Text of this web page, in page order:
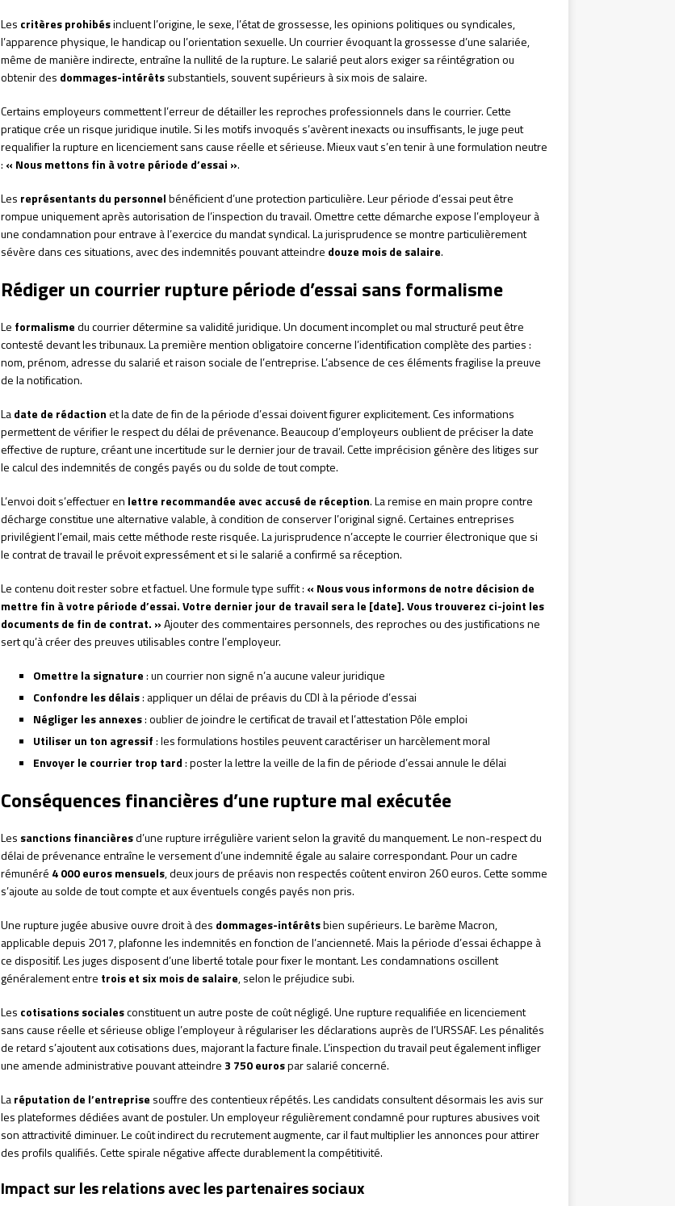
Les critères prohibésincluent l’origine, le sexe, l’état de grossesse, les opinions politiques ou syndicales,
l’apparence physique, le handicap ou l’orientation sexuelle. Un courrier évoquant la grossesse d’une salariée,
même de manière indirecte, entraîne la nullité de la rupture. Le salarié peut alors exiger sa réintégration ou
obtenir des dommages-intérêtssubstantiels, souvent supérieurs à six mois de salaire.
Certains employeurs commettent l’erreur de détailler les reproches professionnels dans le courrier. Cette
pratique crée un risque juridique inutile. Si les motifs invoqués s’avèrent inexacts ou insuffisants, le juge peut
requalifier la rupture en licenciement sans cause réelle et sérieuse. Mieux vaut s’en tenir à une formulation neutre
: « Nous mettons fin à votre période d’essai ».
Les représentants du personnelbénéficient d’une protection particulière. Leur période d’essai peut être
rompue uniquement après autorisation de l’inspection du travail. Omettre cette démarche expose l’employeur à
une condamnation pour entrave à l’exercice du mandat syndical. La jurisprudence se montre particulièrement
sévère dans ces situations, avec des indemnités pouvant atteindre douze mois de salaire.
Rédiger un courrier rupture période d’essai sans formalisme
Le formalismedu courrier détermine sa validité juridique. Un document incomplet ou mal structuré peut être
contesté devant les tribunaux. La première mention obligatoire concerne l’identification complète des parties :
nom, prénom, adresse du salarié et raison sociale de l’entreprise. L’absence de ces éléments fragilise la preuve
de la notification.
Ladate de rédactionet la date de fin de la période d’essai doivent figurer explicitement. Ces informations
permettent de vérifier le respect du délai de prévenance. Beaucoup d’employeurs oublient de préciser la date
effective de rupture, créant une incertitude sur le dernier jour de travail. Cette imprécision génère des litiges sur
le calcul des indemnités de congés payés ou du solde de tout compte.
L’envoi doit s’effectuer en lettre recommandée avec accusé de réception. La remise en main propre contre
décharge constitue une alternative valable, à condition de conserver l’original signé. Certaines entreprises
privilégient l’email, mais cette méthode reste risquée. La jurisprudence n’accepte le courrier électronique que si
le contrat de travail le prévoit expressément et si le salarié a confirmé sa réception.
Le contenu doit rester sobre et factuel. Une formule type suffit : « Nous vous informons de notre décision de
mettre fin à votre période d’essai. Votre dernier jour de travail sera le [date]. Vous trouverez ci-joint les
documents de fin de contrat. »Ajouter des commentaires personnels, des reproches ou des justifications ne
sert qu’à créer des preuves utilisables contre l’employeur.
Omettre la signature: un courrier non signé n’a aucune valeur juridique
Confondre les délais: appliquer un délai de préavis du CDI à la période d’essai
Négliger les annexes: oublier de joindre le certificat de travail et l’attestation Pôle emploi
Utiliser un ton agressif: les formulations hostiles peuvent caractériser un harcèlement moral
Envoyer le courrier trop tard: poster la lettre la veille de la fin de période d’essai annule le délai
Conséquences financières d’une rupture mal exécutée
Les sanctions financièresd’une rupture irrégulière varient selon la gravité du manquement. Le non-respect du
délai de prévenance entraîne le versement d’une indemnité égale au salaire correspondant. Pour un cadre
rémunéré 4 000 euros mensuels, deux jours de préavis non respectés coûtent environ 260 euros. Cette somme
s’ajoute au solde de tout compte et aux éventuels congés payés non pris.
Une rupture jugée abusive ouvre droit à des dommages-intérêtsbien supérieurs. Le barème Macron,
applicable depuis 2017, plafonne les indemnités en fonction de l’ancienneté. Mais la période d’essai échappe à
ce dispositif. Les juges disposent d’une liberté totale pour fixer le montant. Les condamnations oscillent
généralement entre trois et six mois de salaire, selon le préjudice subi.
Les cotisations socialesconstituent un autre poste de coût négligé. Une rupture requalifiée en licenciement
sans cause réelle et sérieuse oblige l’employeur à régulariser les déclarations auprès de l’URSSAF. Les pénalités
de retard s’ajoutent aux cotisations dues, majorant la facture finale. L’inspection du travail peut également infliger
une amende administrative pouvant atteindre 3 750 eurospar salarié concerné.
Laréputation de l’entreprise souffre des contentieux répétés. Les candidats consultent désormais les avis sur
les plateformes dédiées avant de postuler. Un employeur régulièrement condamné pour ruptures abusives voit
son attractivité diminuer. Le coût indirect du recrutement augmente, car il faut multiplier les annonces pour attirer
des profils qualifiés. Cette spirale négative affecte durablement la compétitivité.
Impact sur les relations avec les partenaires sociaux